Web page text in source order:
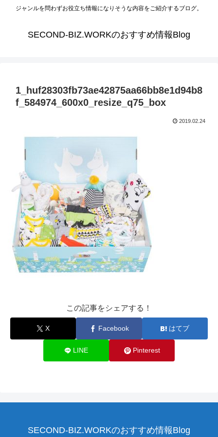
ジャンルを問わずお役立ち情報になりそうな内容をご紹介するブログ。
SECOND-BIZ.WORKのおすすめ情報Blog
1_huf28303fb73ae42875aa66bb8e1d94b8
f_584974_600x0_resize_q75_box
2019.02.24
この記事をシェアする！
X Facebook はてブ
LINE Pinterest
SECOND-BIZ.WORKのおすすめ情報Blog